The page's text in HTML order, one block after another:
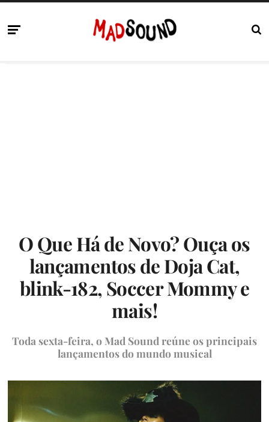
O Que Há de Novo? Ouça os
lançamentos de Doja Cat,
blink-182, Soccer Mommy e
mais!
Toda sexta-feira, o Mad Sound reúne os principais
lançamentos do mundo musical